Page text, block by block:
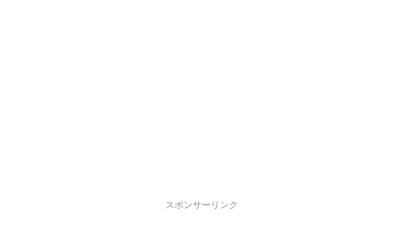
スポンサーリンク